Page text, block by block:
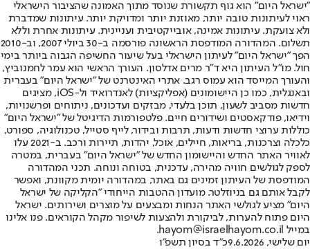
"ישראל היום" הוא גוף תקשורת שנוסד מתוך האמונה שהציבור הישראלי
ראוי לעיתונות טובה יותר, מאוזנת יותר ומדויקת יותר. עיתונות שמדברת
ולא צועקת. עיתונות אמינה, אובייקטיבית ועניינית. עיתונות אחרת וללא
תשלום. המהדורה המודפסת הראשונה פורסמה ב-30 ביולי 2007, וב-2010
הפך "ישראל היום" לעיתון הישראלי בעל שיעור החשיפה הגבוה ביותר בימי
חול. מו"ל העיתון היא ד"ר מרים אדלסון. העורך הראשי הוא עמר לחמנוביץ,
והעורך המייסד הוא עמוס רגב. אתרי האינטרנט של "ישראל היום" בעברית
ובאנגלית, כמו כן היישומונים (אפליקציות) לאנדרואיד ול-iOS, מציגים
חדשות מסביב לשעון, תוכן בלעדי, מבזקים ועדכונים, ניתוחים ופרשנויות,
וידיאו, פודקאסטים ושידורים חיים. פלטפורמות הדיגיטל של "ישראל היום"
כוללות ערוצי חדשות ודעות, תרבות ובידור, לייף סטייל, טכנולוגיה, ספורט,
כלכלה וצרכנות, בריאות, חיילים, אוכל, יהדות, תיירות ורכב. ב-2021 עלו
לאוויר האתר החדש והיישומון החדש של "ישראל היום" בעברית, במטרה
לספק לגולשים חוויה מהירה, עדכנית, בטוחה ונוחה. תכני המהדורה
המודפסת של העיתון זמינים גם באתר, במהדורה יומית מקוונת, ואפשר
לקבל אותם גם בניוזלטר. מועדון ההטבות הייחודי "הקליקה של ישראל
היום" מציע לגולשי האתר הנחות ומבצעים על מוצרים ושירותים. ישראל
היום פתוח להערות, לביקורת ולהצעות לשיפור מקהל הקוראים. פנו אלינו
במייל hayom@israelhayom.co.il.
יום שלישי, 9.6.2026
כ"ד בסיון תשפ"ו